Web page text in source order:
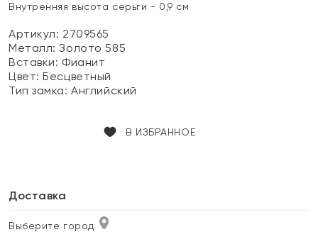
Внутренняя высота серьги - 0,9 см
Артикул: 2709565
Металл:Золото 585
Вставки: Фианит
Цвет:Бесцветный
Тип замка:Английский
В ИЗБРАННОЕ
Доставка
Выберите город